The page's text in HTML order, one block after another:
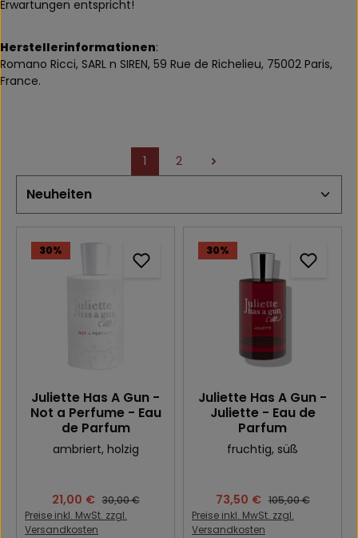
Erwartungen entspricht!
Herstellerinformationen:
Romano Ricci, SARL n SIREN, 59 Rue de Richelieu, 75002 Paris,
France.
Seite
1 Seite
2
30%
Juliette Has A Gun -
Not a Perfume - Eau
de Parfum
ambriert, holzig
Verkaufspreis:
21,00 € Regulärer Preis:
30,00 €
Preise inkl. MwSt. zzgl.
Versandkosten
30%
Juliette Has A Gun -
Juliette - Eau de
Parfum
fruchtig, süß
Verkaufspreis:
73,50 € Regulärer Preis:
105,00 €
Preise inkl. MwSt. zzgl.
Versandkosten